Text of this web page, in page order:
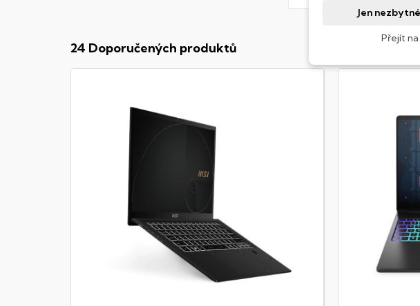
24 Doporučených produktů
Jen nezbytné
Přejít